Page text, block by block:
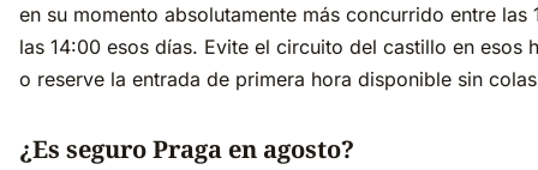
en su momento absolutamente más concurrido entre las
las 14:00 esos días. Evite el circuito del castillo en esos
o reserve la entrada de primera hora disponible sin
¿Es seguro Praga en agosto?